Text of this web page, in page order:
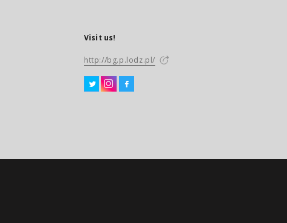
Visit us!
http://bg.p.lodz.pl/